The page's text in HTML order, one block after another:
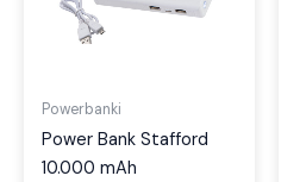
Powerbanki
Power Bank Stafford
10.000 mAh